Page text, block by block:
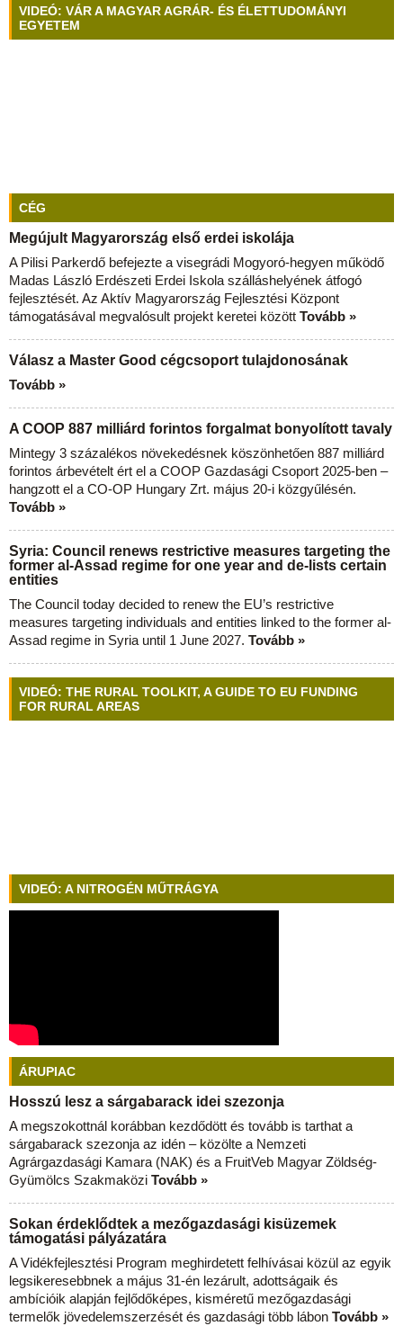
VIDEÓ: VÁR A MAGYAR AGRÁR- ÉS ÉLETTUDOMÁNYI
EGYETEM
CÉG
Megújult Magyarország első erdei iskolája
A Pilisi Parkerdő befejezte a visegrádi Mogyoró-hegyen működő
Madas László Erdészeti Erdei Iskola szálláshelyének átfogó
fejlesztését. Az Aktív Magyarország Fejlesztési Központ
támogatásával megvalósult projekt keretei között Tovább »
Válasz a Master Good cégcsoport tulajdonosának
Tovább »
A COOP 887 milliárd forintos forgalmat bonyolított tavaly
Mintegy 3 százalékos növekedésnek köszönhetően 887 milliárd
forintos árbevételt ért el a COOP Gazdasági Csoport 2025-ben –
hangzott el a CO-OP Hungary Zrt. május 20-i közgyűlésén.
Tovább »
Syria: Council renews restrictive measures targeting the
former al-Assad regime for one year and de-lists certain
entities
The Council today decided to renew the EU’s restrictive
measures targeting individuals and entities linked to the former al-
Assad regime in Syria until 1 June 2027. Tovább »
VIDEÓ: THE RURAL TOOLKIT, A GUIDE TO EU FUNDING
FOR RURAL AREAS
VIDEÓ: A NITROGÉN MŰTRÁGYA
ÁRUPIAC
Hosszú lesz a sárgabarack idei szezonja
A megszokottnál korábban kezdődött és tovább is tarthat a
sárgabarack szezonja az idén – közölte a Nemzeti
Agrárgazdasági Kamara (NAK) és a FruitVeb Magyar Zöldség-
Gyümölcs Szakmaközi Tovább »
Sokan érdeklődtek a mezőgazdasági kisüzemek
támogatási pályázatára
A Vidékfejlesztési Program meghirdetett felhívásai közül az egyik
legsikeresebbnek a május 31-én lezárult, adottságaik és
ambícióik alapján fejlődőképes, kisméretű mezőgazdasági
termelők jövedelemszerzését és gazdasági több lábon Tovább »